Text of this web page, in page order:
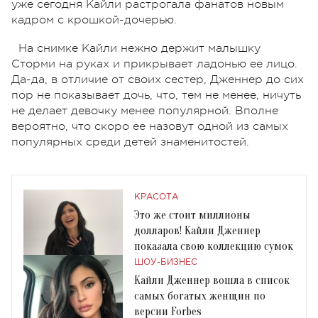
уже сегодня Кайли растрогала фанатов новым
кадром с крошкой-дочерью.
На снимке Кайли нежно держит малышку
Сторми на руках и прикрывает ладонью ее лицо.
Да-да, в отличие от своих сестер, Дженнер до сих
пор не показывает дочь, что, тем не менее, ничуть
не делает девочку менее популярной. Вполне
вероятно, что скоро ее назовут одной из самых
популярных среди детей знаменитостей.
КРАСОТА
Это же стоит миллионы
долларов! Кайли Дженнер
показала свою коллекцию сумок
ШОУ-БИЗНЕС
Кайли Дженнер вошла в список
самых богатых женщин по
версии Forbes